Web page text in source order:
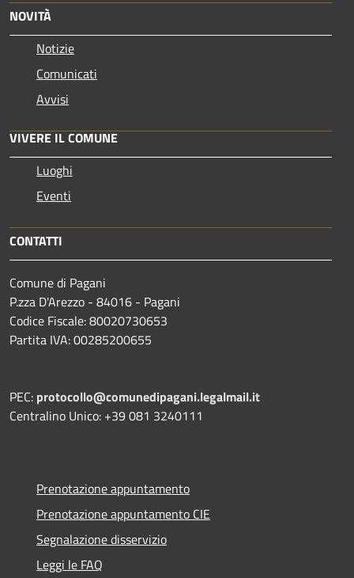
NOVITÀ
Notizie
Comunicati
Avvisi
VIVERE IL COMUNE
Luoghi
Eventi
CONTATTI
Comune di Pagani
P.zza D'Arezzo - 84016 - Pagani
Codice Fiscale: 80020730653
Partita IVA: 00285200655
PEC: protocollo@comunedipagani.legalmail.it
Centralino Unico: +39 081 3240111
Prenotazione appuntamento
Prenotazione appuntamento CIE
Segnalazione disservizio
Leggi le FAQ